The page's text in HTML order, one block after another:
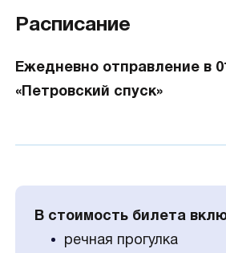
Расписание
Ежедневно отправление в
«Петровский спуск»
В стоимость билета
речная прогулка